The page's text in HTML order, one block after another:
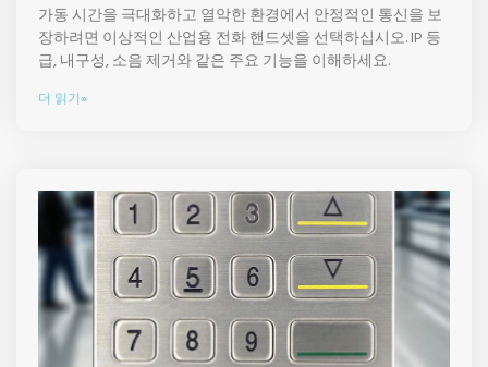
가동 시간을 극대화하고 열악한 환경에서 안정적인 통신을 보
장하려면 이상적인 산업용 전화 핸드셋을 선택하십시오. IP 등
급, 내구성, 소음 제거와 같은 주요 기능을 이해하세요.
더 읽기»